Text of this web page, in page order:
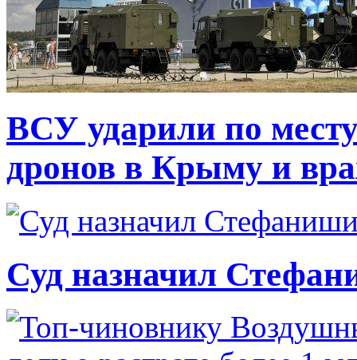
ВСУ ударили по
дронов в Крыму и
Суд назначил